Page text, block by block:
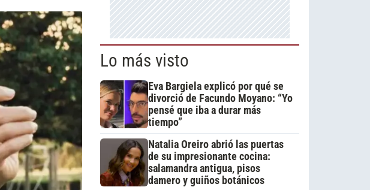
Lo más visto
Eva Bargiela explicó por qué se
divorció de Facundo Moyano: “Yo
pensé que iba a durar más
tiempo”
Natalia Oreiro abrió las puertas
de su impresionante cocina:
salamandra antigua, pisos
damero y guiños botánicos